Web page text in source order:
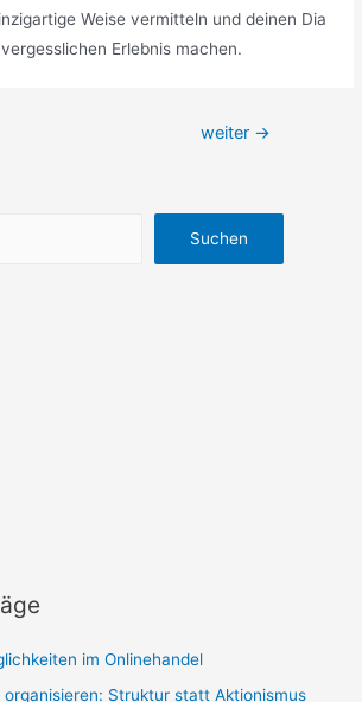
Weise vermitteln und deinen Dia
Erlebnis machen.
weiter →
Suchen
im Onlinehandel
organisieren: Struktur statt Aktionismus